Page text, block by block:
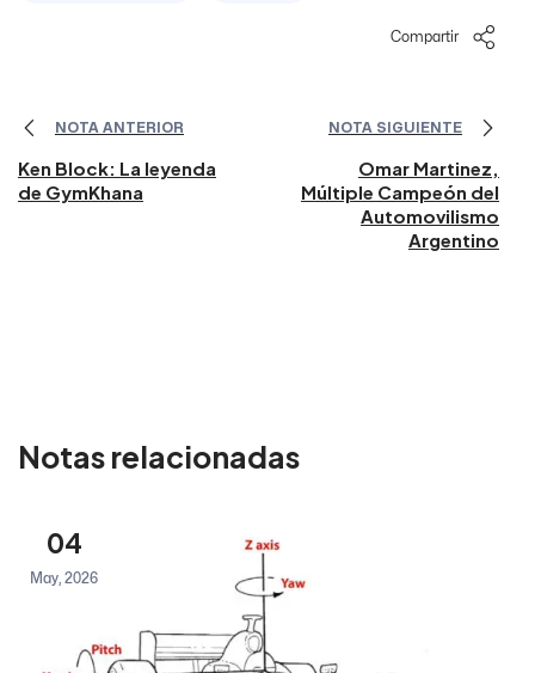
Compartir
NOTA ANTERIOR
Ken Block: La leyenda
de GymKhana
NOTA SIGUIENTE
Omar Martinez,
Múltiple Campeón del
Automovilismo
Argentino
Notas relacionadas
04
May, 2026